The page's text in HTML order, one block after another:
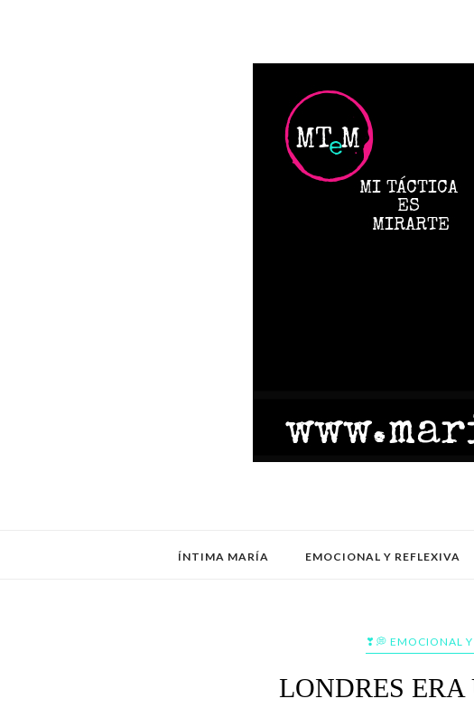
ÍNTIMA MARÍA EMOCIONAL Y REFLEXIVA
❣💭 EMOCIONAL Y
LONDRES